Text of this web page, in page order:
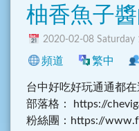
柚香魚子
2020-02-08 Saturday
頻道 繁中
台中好吃好玩通通都在
部落格： https://
粉絲團：https://